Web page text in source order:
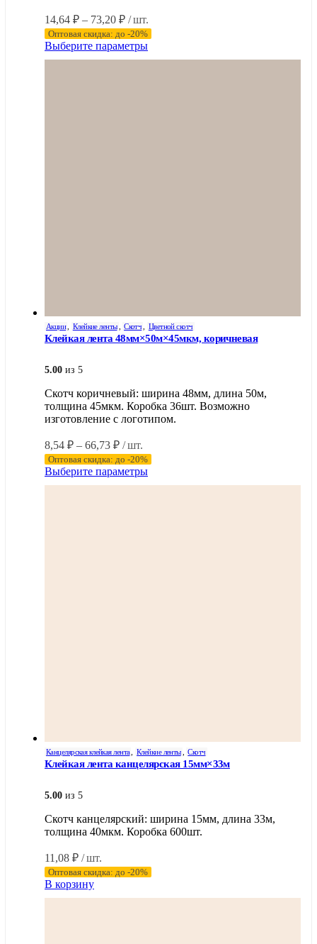
14,64 ₽ – 73,20 ₽Диапазон
цен:
14,64 ₽
–
/ шт.
Оптовая скидка: до -20%
Выберите параметрыЭтот
товар
Акции, Клейкие ленты , Скотч, Цветной скотч
Клейкая лента 48мм×50м×45мкм, коричневая
5.00 из 5
Скотч коричневый: ширина 48мм, длина 50м,
толщина 45мкм. Коробка 36шт. Возможно
изготовление с логотипом.
8,54 ₽ – 66,73 ₽Диапазон
цен:
8,54 ₽
–
/ шт.
Оптовая скидка: до -20%
Выберите параметрыЭтот
товар
Канцелярская клейкая лента, Клейкие ленты, Скотч
Клейкая лента канцелярская 15мм×33м
5.00 из 5
Скотч канцелярский: ширина 15мм, длина 33м,
толщина 40мкм. Коробка 600шт.
11,08 ₽ / шт.
Оптовая скидка: до -20%
В корзину